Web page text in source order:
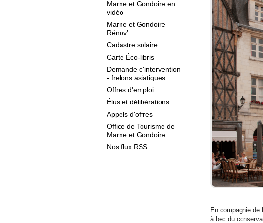
Marne et Gondoire en
vidéo
Marne et Gondoire
Rénov’
Cadastre solaire
Carte Éco-libris
Demande d'intervention
- frelons asiatiques
Offres d'emploi
Élus et délibérations
Appels d'offres
Office de Tourisme de
Marne et Gondoire
Nos flux RSS
En compagnie de
à bec du